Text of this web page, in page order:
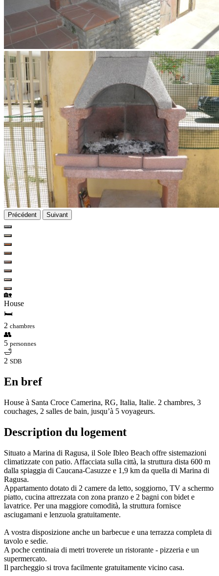
Précédent Suivant
🏡
House
🛏
2 chambres
👥
5 personnes
🛁
2 SDB
En bref
House à Santa Croce Camerina, RG, Italia, Italie. 2 chambres, 3
couchages, 2 salles de bain, jusqu’à 5 voyageurs.
Description du logement
Situato a Marina di Ragusa, il Sole Ibleo Beach offre sistemazioni
climatizzate con patio. Affacciata sulla città, la struttura dista 600 m
dalla spiaggia di Caucana-Casuzze e 1,9 km da quella di Marina di
Ragusa.
Appartamento dotato di 2 camere da letto, soggiorno, TV a schermo
piatto, cucina attrezzata con zona pranzo e 2 bagni con bidet e
lavatrice. Per una maggiore comodità, la struttura fornisce
asciugamani e lenzuola gratuitamente.
A vostra disposizione anche un barbecue e una terrazza completa di
tavolo e sedie.
A poche centinaia di metri troverete un ristorante - pizzeria e un
supermercato.
Il parcheggio si trova facilmente gratuitamente vicino casa.